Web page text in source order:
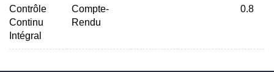
Contrôle
Continu
Intégral
Compte-
Rendu
0.8